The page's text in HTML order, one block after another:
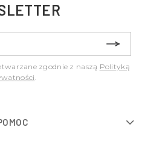
zgodnie z naszą Polityką
.